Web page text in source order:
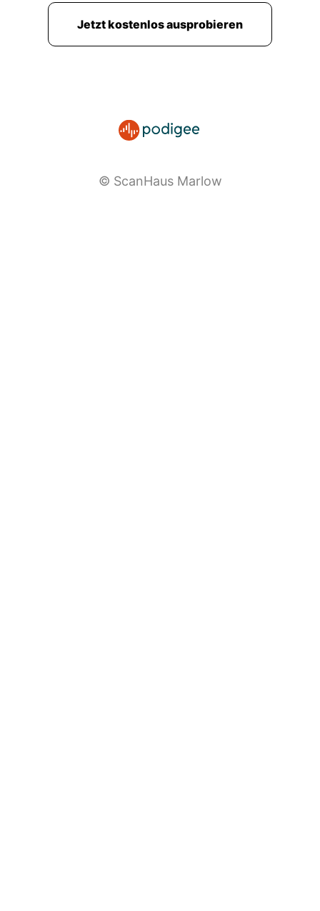
Jetzt kostenlos ausprobieren
© ScanHaus Marlow